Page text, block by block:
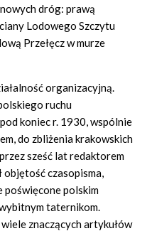
dróg: prawą
Lodowego Szczytu
Przełęcz w murze
organizacyjną.
ruchu
koniec r. 1930, wspólnie
do zbliżenia krakowskich
sześć lat redaktorem
objętość czasopisma,
poświęcone polskim
taternikom.
znaczących artykułów